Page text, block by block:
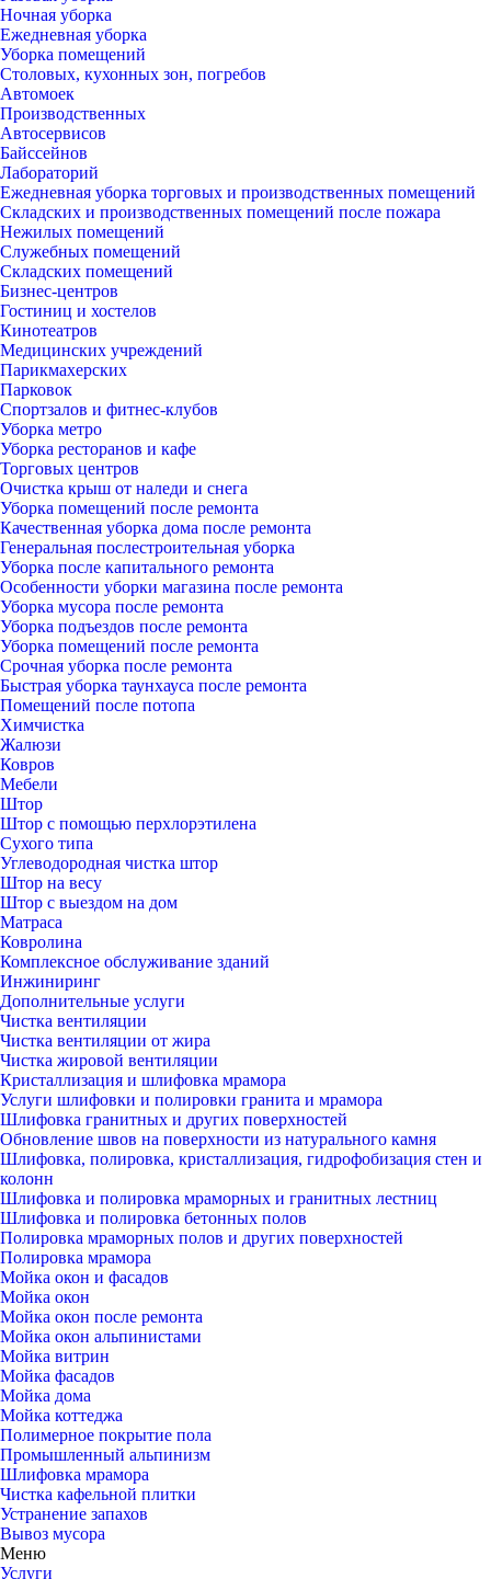
Ночная уборка
Ежедневная уборка
Уборка помещений
Столовых, кухонных зон, погребов
Автомоек
Производственных
Автосервисов
Байссейнов
Лабораторий
Ежедневная уборка торговых и производственных помещений
Складских и производственных помещений после пожара
Нежилых помещений
Служебных помещений
Складских помещений
Бизнес-центров
Гостиниц и хостелов
Кинотеатров
Медицинских учреждений
Парикмахерских
Парковок
Спортзалов и фитнес-клубов
Уборка метро
Уборка ресторанов и кафе
Торговых центров
Очистка крыш от наледи и снега
Уборка помещений после ремонта
Качественная уборка дома после ремонта
Генеральная послестроительная уборка
Уборка после капитального ремонта
Особенности уборки магазина после ремонта
Уборка мусора после ремонта
Уборка подъездов после ремонта
Уборка помещений после ремонта
Срочная уборка после ремонта
Быстрая уборка таунхауса после ремонта
Помещений после потопа
Химчистка
Жалюзи
Ковров
Мебели
Штор
Штор с помощью перхлорэтилена
Сухого типа
Углеводородная чистка штор
Штор на весу
Штор с выездом на дом
Матраса
Ковролина
Комплексное обслуживание зданий
Инжиниринг
Дополнительные услуги
Чистка вентиляции
Чистка вентиляции от жира
Чистка жировой вентиляции
Кристаллизация и шлифовка мрамора
Услуги шлифовки и полировки гранита и мрамора
Шлифовка гранитных и других поверхностей
Обновление швов на поверхности из натурального камня
Шлифовка, полировка, кристаллизация, гидрофобизация стен и
колонн
Шлифовка и полировка мраморных и гранитных лестниц
Шлифовка и полировка бетонных полов
Полировка мраморных полов и других поверхностей
Полировка мрамора
Мойка окон и фасадов
Мойка окон
Мойка окон после ремонта
Мойка окон альпинистами
Мойка витрин
Мойка фасадов
Мойка дома
Мойка коттеджа
Полимерное покрытие пола
Промышленный альпинизм
Шлифовка мрамора
Чистка кафельной плитки
Устранение запахов
Вывоз мусора
Меню
Услуги